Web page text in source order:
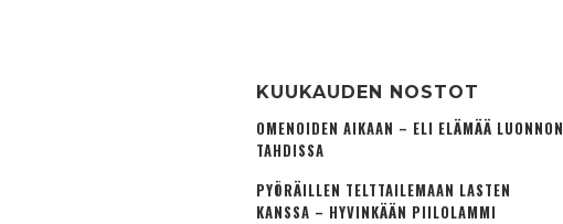
KUUKAUDEN NOSTOT
OMENOIDEN AIKAAN – ELI ELÄMÄÄ LUONNON
TAHDISSA
PYÖRÄILLEN TELTTAILEMAAN LASTEN
KANSSA – HYVINKÄÄN PIILOLAMMI